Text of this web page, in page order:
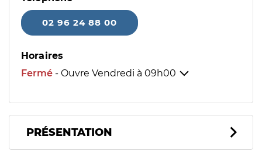
02 96 24 88 00
Horaires
Fermé - Ouvre Vendredi à 09h00
PRÉSENTATION